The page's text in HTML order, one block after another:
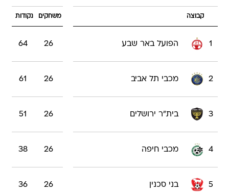
קבוצה משחקים נקודות
1 הפועל באר שבע 26
64
2 מכבי תל אביב 26
61
3 בית"ר ירושלים 26
51
4 מכבי חיפה 26
38
5 בני סכנין 26
36